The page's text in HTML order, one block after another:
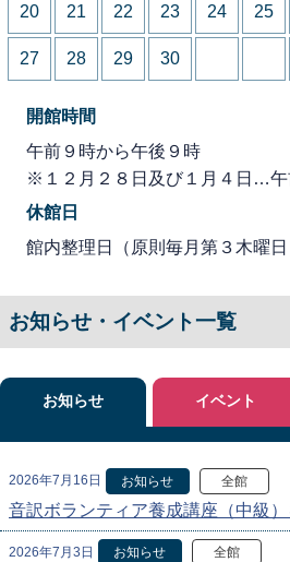
20 21 22 23 24 25
27 28 29 30
開館時間
午前９時から午後９時
※１２月２８日及び１月４日…午
休館日
館内整理日（原則毎月第３木曜
お知らせ・イベント一覧
お知らせ
2026年7月16日 お知らせ 全館
音訳ボランティア養成講座（中級）
2026年7月3日 お知らせ 全館
イベント